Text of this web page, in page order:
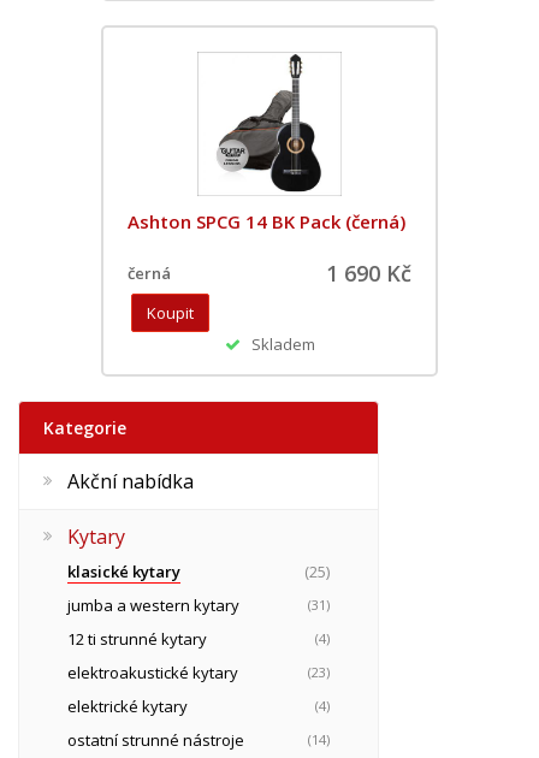
Ashton SPCG 14 BK Pack (černá)
černá 1 690 Kč
Skladem
Kategorie
Akční nabídka
Kytary
klasické kytary
(25)
jumba a western kytary
(31)
12 ti strunné kytary (4)
elektroakustické kytary (23)
elektrické kytary (4)
ostatní strunné nástroje (14)